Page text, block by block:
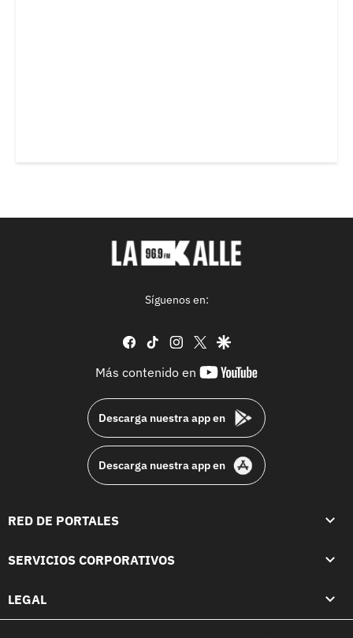
Síguenos en:
facebook
tiktok instagram
twittergoogle
Más contenido en
youtube-
Descarga nuestra app en
Descarga nuestra app en
RED DE PORTALES
SERVICIOS CORPORATIVOS
LEGAL